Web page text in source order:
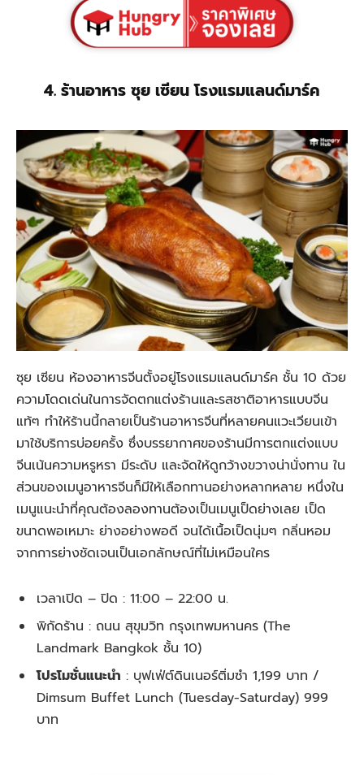
4. ร้านอาหาร ซุย เซียน โรงแรมแลนด์มาร์ค
ซุย เซียน ห้องอาหารจีนตั้งอยู่โรงแรมแลนด์มาร์ค ชั้น 10 ด้วย
ความโดดเด่นในการจัดตกแต่งร้านและรสชาติอาหารแบบจีน
แท้ๆ ทำให้ร้านนี้กลายเป็นร้านอาหารจีนที่หลายคนแวะเวียนเข้า
มาใช้บริการบ่อยครั้ง ซึ่งบรรยากาศของร้านมีการตกแต่งแบบ
จีนเน้นความหรูหรา มีระดับ และจัดให้ดูกว้างขวางน่านั่งทาน ใน
ส่วนของเมนูอาหารจีนก็มีให้เลือกทานอย่างหลากหลาย หนึ่งใน
เมนูแนะนำที่คุณต้องลองทานต้องเป็นเมนูเป็ดย่างเลย เป็ด
ขนาดพอเหมาะ ย่างอย่างพอดี จนได้เนื้อเป็ดนุ่มๆ กลิ่นหอม
จากการย่างชัดเจนเป็นเอกลักษณ์ที่ไม่เหมือนใคร
เวลาเปิด – ปิด : 11:00 – 22:00 น.
พิกัดร้าน : ถนน สุขุมวิท กรุงเทพมหานคร (The
Landmark Bangkok ชั้น 10)
โปรโมชั่นแนะนำ : บุฟเฟ่ต์ดินเนอร์ติ่มซำ 1,199 บาท /
Dimsum Buffet Lunch (Tuesday-Saturday) 999
บาท